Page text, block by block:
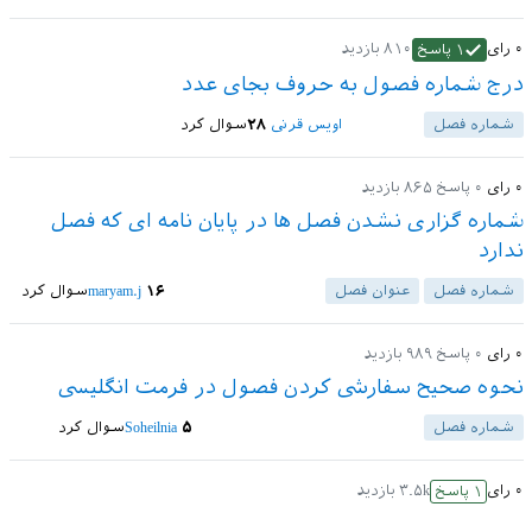
۰ رای ۱ پاسخ ۸۱۰ بازدید
درج شماره فصول به حروف بجای عدد
شماره فصل سوال کرد اویس قرنی ۲۸
۰ رای ۰ پاسخ ۸۶۵ بازدید
شماره گزاری نشدن فصل ها در پایان نامه ای که فصل
ندارد
شماره فصل عنوان فصل سوال کردmaryam.j ۱۶
۰ رای ۰ پاسخ ۹۸۹ بازدید
نحوه صحیح سفارشی کردن فصول در فرمت انگلیسی
شماره فصل سوال کردSoheilnia ۵
۰ رای ۱ پاسخ ۳.۵k بازدید